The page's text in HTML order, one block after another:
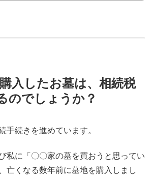
入したお墓は、相続税
のでしょうか？
手続きを進めています。
私に「〇〇家の墓を買おうと思ってい
亡くなる数年前に墓地を購入しまし